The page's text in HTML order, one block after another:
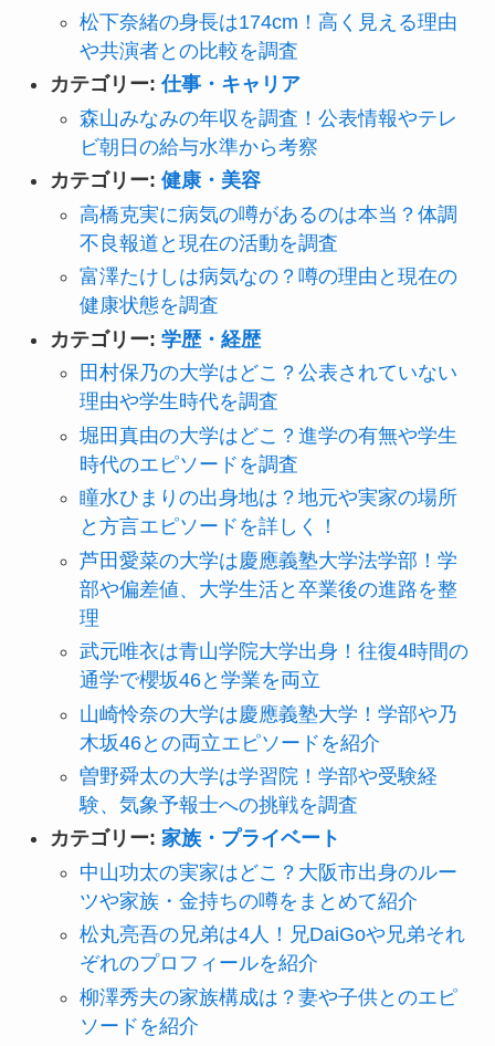
松下奈緒の身長は174cm！高く見える理由
や共演者との比較を調査
カテゴリー:仕事・キャリア
森山みなみの年収を調査！公表情報やテレ
ビ朝日の給与水準から考察
カテゴリー: 健康・美容
高橋克実に病気の噂があるのは本当？体調
不良報道と現在の活動を調査
富澤たけしは病気なの？噂の理由と現在の
健康状態を調査
カテゴリー: 学歴・経歴
田村保乃の大学はどこ？公表されていない
理由や学生時代を調査
堀田真由の大学はどこ？進学の有無や学生
時代のエピソードを調査
瞳水ひまりの出身地は？地元や実家の場所
と方言エピソードを詳しく！
芦田愛菜の大学は慶應義塾大学法学部！学
部や偏差値、大学生活と卒業後の進路を整
理
武元唯衣は青山学院大学出身！往復4時間の
通学で櫻坂46と学業を両立
山崎怜奈の大学は慶應義塾大学！学部や乃
木坂46との両立エピソードを紹介
曽野舜太の大学は学習院！学部や受験経
験、気象予報士への挑戦を調査
カテゴリー: 家族・プライベート
中山功太の実家はどこ？大阪市出身のルー
ツや家族・金持ちの噂をまとめて紹介
松丸亮吾の兄弟は4人！兄DaiGoや兄弟それ
ぞれのプロフィールを紹介
柳澤秀夫の家族構成は？妻や子供とのエピ
ソードを紹介